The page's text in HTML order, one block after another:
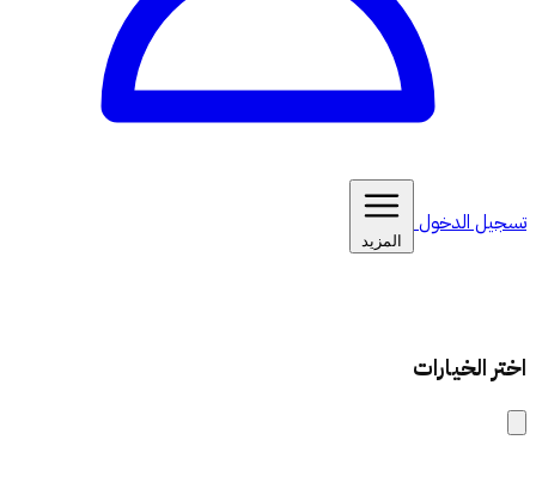
تسجيل الدخول
المزيد
اختر الخيارات